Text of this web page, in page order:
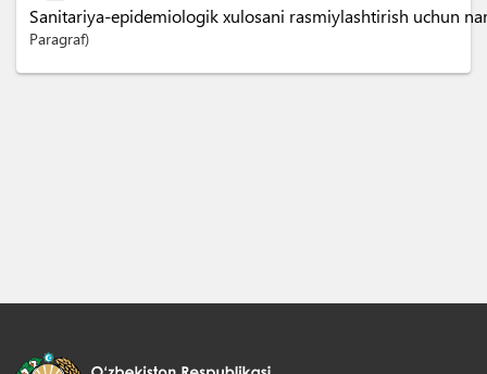
Sanitariya-epidemiologik xulosani rasmiylashtirish uchun
Paragraf)